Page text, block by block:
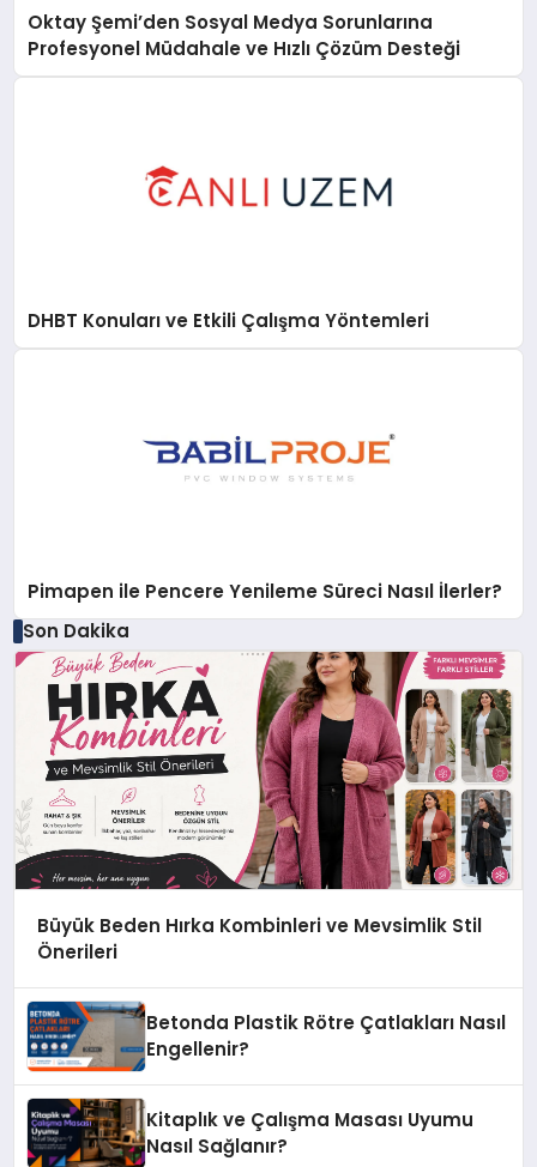
Oktay Şemi’den Sosyal Medya Sorunlarına
Profesyonel Müdahale ve Hızlı Çözüm Desteği
DHBT Konuları ve Etkili Çalışma Yöntemleri
Pimapen ile Pencere Yenileme Süreci Nasıl İlerler?
Son Dakika
Büyük Beden Hırka Kombinleri ve Mevsimlik Stil
Önerileri
Betonda Plastik Rötre Çatlakları Nasıl
Engellenir?
Kitaplık ve Çalışma Masası Uyumu
Nasıl Sağlanır?